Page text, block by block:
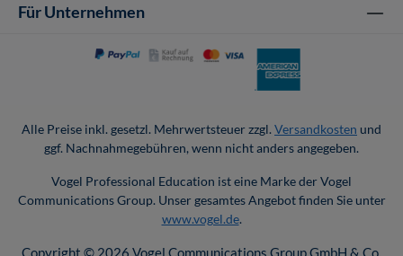
Für Unternehmen
Alle Preise inkl. gesetzl. Mehrwertsteuer zzgl. Versandkosten und
ggf. Nachnahmegebühren, wenn nicht anders angegeben.
Vogel Professional Education ist eine Marke der Vogel
Communications Group. Unser gesamtes Angebot finden Sie unter
www.vogel.de.
Copyright © 2026 Vogel Communications Group GmbH & Co.